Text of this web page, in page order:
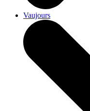
Vaujours